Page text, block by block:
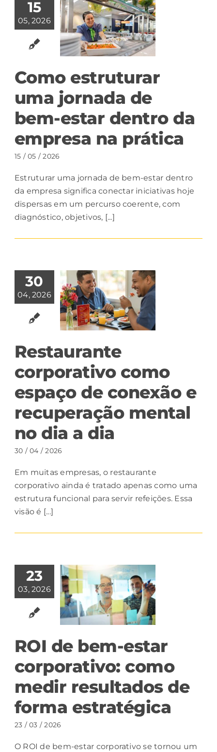
15
05, 2026
Como estruturar
uma jornada de
bem-estar dentro da
empresa na prática
15 / 05 / 2026
Estruturar uma jornada de bem-estar dentro
da empresa significa conectar iniciativas hoje
dispersas em um percurso coerente, com
diagnóstico, objetivos, [...]
30
04, 2026
Restaurante
corporativo como
espaço de conexão e
recuperação mental
no dia a dia
30 / 04 / 2026
Em muitas empresas, o restaurante
corporativo ainda é tratado apenas como uma
estrutura funcional para servir refeições. Essa
visão é [...]
23
03, 2026
ROI de bem-estar
corporativo: como
medir resultados de
forma estratégica
23 / 03 / 2026
O ROI de bem-estar corporativo se tornou um